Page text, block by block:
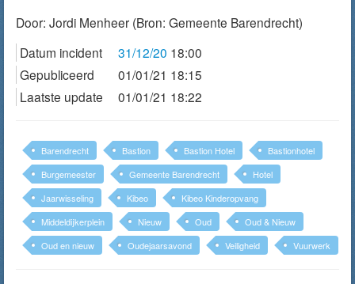
Door: Jordi Menheer (Bron: Gemeente Barendrecht)
Datum incident
31/12/20 18:00
Gepubliceerd
01/01/21 18:15
Laatste update
01/01/21 18:22
Barendrecht Bastion Bastion Hotel
Bastionhotel
Burgemeester
Gemeente Barendrecht
Hotel
Jaarwisseling
Kibeo
Kibeo Kinderopvang
Middeldijkerplein
Nieuw Oud
Oud & Nieuw
Oud en nieuw
Oudejaarsavond Veiligheid Vuurwerk